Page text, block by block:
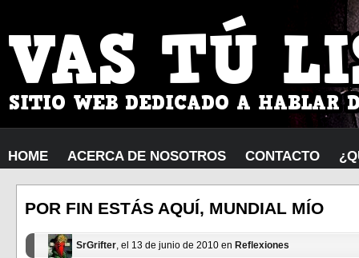
HOME ACERCA DE NOSOTROS CONTACTO
POR FIN ESTÁS AQUÍ, MUNDIAL MÍO
SrGrifter, el 13 de junio de 2010 en Reflexiones